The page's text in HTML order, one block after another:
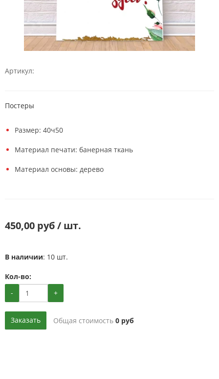
Артикул:
Постеры
Размер: 40ч50
Материал печати: банерная ткань
Материал основы: дерево
450,00 руб / шт.
В наличии: 10 шт.
Кол-во:
-
+
Заказать Общая стоимость 0 руб